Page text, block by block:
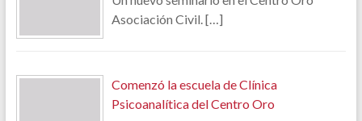
Asociación Civil.[…]
Comenzó la escuela de Clínica
Psicoanalítica del Centro Oro